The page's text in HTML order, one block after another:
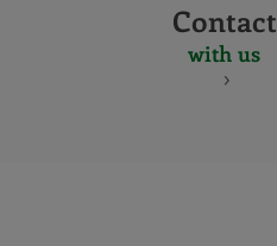
Contact
with us